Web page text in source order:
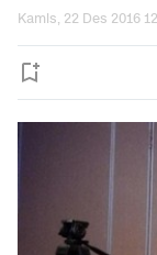
Kamis, 22 Des 2016